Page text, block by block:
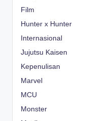
Film
Hunter x Hunter
Internasional
Jujutsu Kaisen
Kepenulisan
Marvel
MCU
Monster